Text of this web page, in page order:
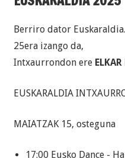
Berriro dator
25era izango da,
Intxaurrondon ere
EUSKARALDIA
MAIATZAK 15, osteguna
17:00 Eusko Dance -